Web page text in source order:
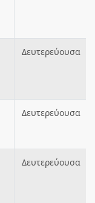
Δευτερεύουσα
Δευτερεύουσα
Δευτερεύουσα